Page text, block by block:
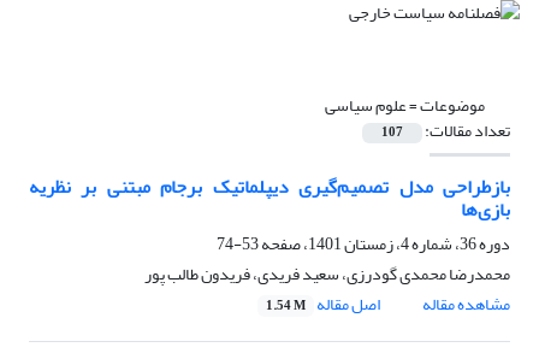
موضوعات =علوم سیاسی
تعداد مقالات: 107
بازطراحی مدل تصمیم‌گیری دیپلماتیک برجام مبتنی بر نظریه
بازی‌ها
دوره 36، شماره 4، زمستان 1401، صفحه
53-74
محمدرضا محمدی گودرزی، سعید فریدی، فریدون طالب پور
مشاهده مقاله
اصل مقاله 1.54 M